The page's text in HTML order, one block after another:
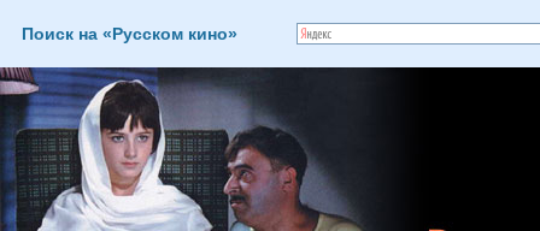
Поиск на «Русском кино»